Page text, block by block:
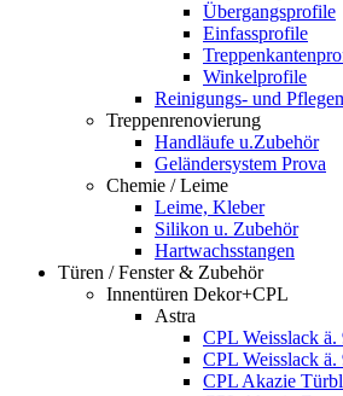
Übergangsprofile
Einfassprofile
Winkelprofile
Reinigungs- und
Treppenrenovierung
Handläufe u.Zubehör
Geländersystem Prova
Chemie / Leime
Leime, Kleber
Silikon u. Zubehör
Hartwachsstangen
Türen / Fenster & Zubehör
Innentüren Dekor+CPL
Astra
CPL Weisslack
CPL Weisslack ä.
CPL Akazie